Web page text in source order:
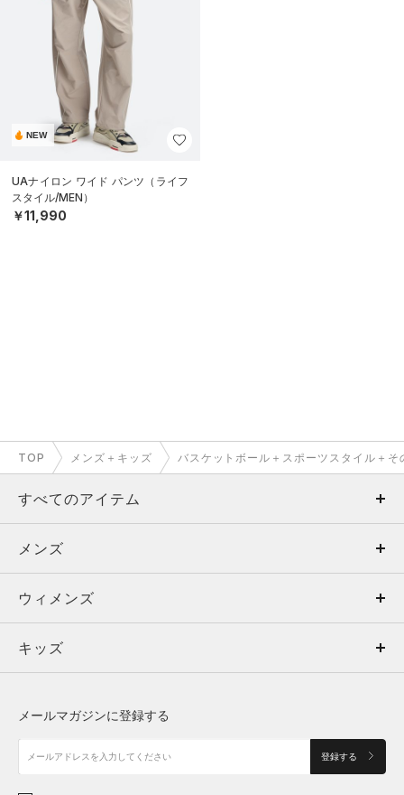
NEW
UAナイロン ワイド パンツ（ライフ
スタイル/MEN）
￥11,990
TOP メンズ＋キッズ バスケットボール＋スポーツスタイル＋そ
すべてのアイテム
メンズ
ウィメンズ
キッズ
アクセサリー
メンズ
トップス
ボトムス
アクセサリー
ウィメンズ
トップス
シューズ
キッズ
メールマガジンに登録する
登録する